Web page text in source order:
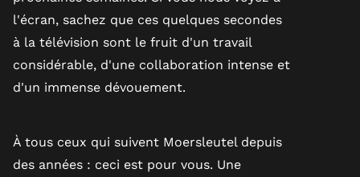
l'écran, sachez que ces quelques secondes
à la télévision sont le fruit d'un travail
considérable, d'une collaboration intense et
d'un immense dévouement.
À tous ceux qui suivent Moersleutel depuis
des années : ceci est pour vous. Une